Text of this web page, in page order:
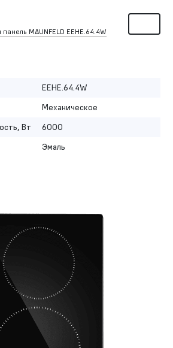
MAUNFELD EEHE.64.4W
EEHE.64.4W
Механическое
Вт
6000
Эмаль